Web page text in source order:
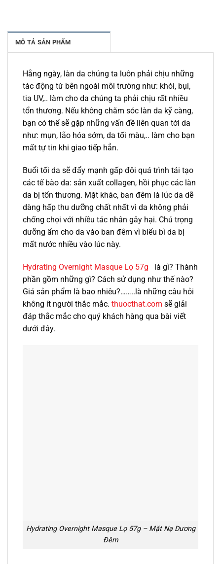
MÔ TẢ SẢN PHẨM
Hằng ngày, làn da chúng ta luôn phải chịu những
tác động từ bên ngoài môi trường như: khói, bụi,
tia UV,.. làm cho da chúng ta phải chịu rất nhiều
tổn thương. Nếu không chăm sóc làn da kỹ càng,
bạn có thể sẽ gặp những vấn đề liên quan tới da
như: mụn, lão hóa sớm, da tối màu,.. làm cho bạn
mất tự tin khi giao tiếp hẳn.
Buổi tối da sẽ đẩy mạnh gấp đôi quá trình tái tạo
các tế bào da: sản xuất collagen, hồi phục các làn
da bị tổn thương. Mặt khác, ban đêm là lúc da dễ
dàng hấp thu dưỡng chất nhất vì da không phải
chống chọi với nhiều tác nhân gây hại. Chú trọng
dưỡng ẩm cho da vào ban đêm vì biểu bì da bị
mất nước nhiều vào lúc này.
Hydrating Overnight Masque Lọ 57g là gì? Thành
phần gồm những gì? Cách sử dụng như thế nào?
Giá sản phẩm là bao nhiêu?……..là những câu hỏi
không ít người thắc mắc. thuocthat.com sẽ giải
đáp thắc mắc cho quý khách hàng qua bài viết
dưới đây.
Hydrating Overnight Masque Lọ 57g – Mặt Nạ Dương
Đêm